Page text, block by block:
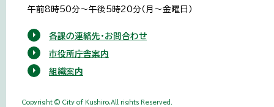
午前8時50分～午後5時20分（月～金曜日）
各課の連絡先・お問合わせ
市役所庁舎案内
組織案内
Copyright © City of Kushiro,All rights Reserved.